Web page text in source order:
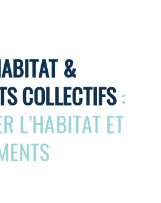
&
COLLECTIFS:
L’HABITAT ET